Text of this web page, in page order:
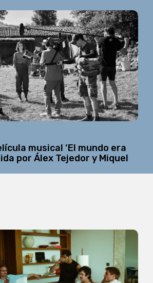
musical ‘El mundo era
por Álex Tejedor y Miquel